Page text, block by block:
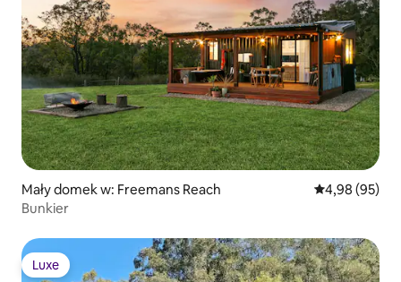
Mały domek w: Freemans Reach Średnia
4,98 (95)
Bunkier
Luxe
Luxe